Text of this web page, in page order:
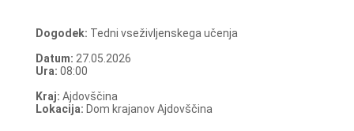
Dogodek: Tedni vseživljenskega učenja
Datum: 27.05.2026
Ura: 08:00
Kraj: Ajdovščina
Lokacija: Dom krajanov Ajdovščina